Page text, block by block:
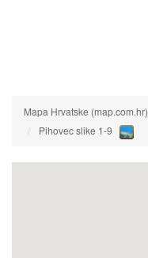
Mapa Hrvatske (map.com.hr)
Pihovec slike 1-9